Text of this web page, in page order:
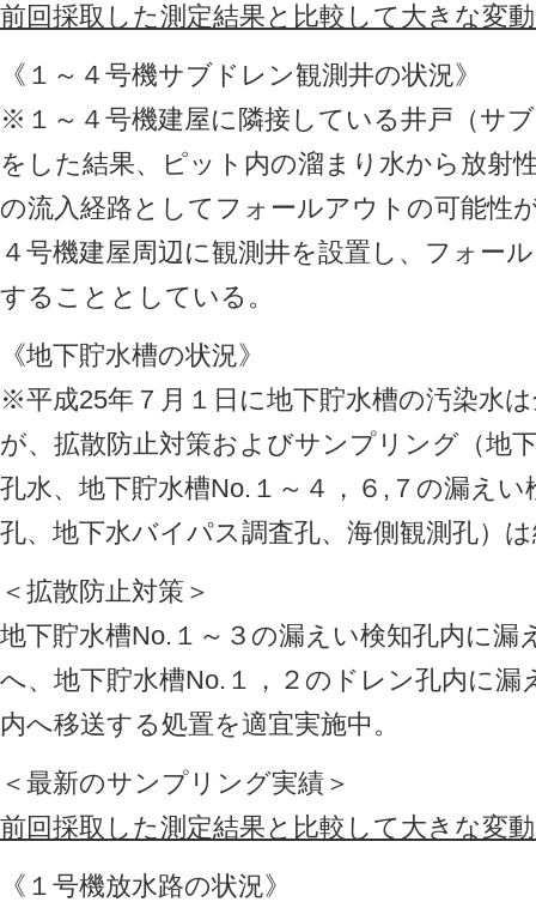
前回採取した測定結果と比較して大きな変
《１～４号機サブドレン観測井の状況》
※１～４号機建屋に隣接している井戸（サ
をした結果、ピット内の溜まり水から放射
の流入経路としてフォールアウトの可能性
４号機建屋周辺に観測井を設置し、フォー
することとしている。
《地下貯水槽の状況》
※平成25年７月１日に地下貯水槽の汚染水
が、拡散防止対策およびサンプリング（地
孔水、地下貯水槽No.１～４，６,７の漏え
孔、地下水バイパス調査孔、海側観測孔）
＜拡散防止対策＞
地下貯水槽No.１～３の漏えい検知孔内に
へ、地下貯水槽No.１，２のドレン孔内に漏
内へ移送する処置を適宜実施中。
＜最新のサンプリング実績＞
前回採取した測定結果と比較して大きな変
《１号機放水路の状況》